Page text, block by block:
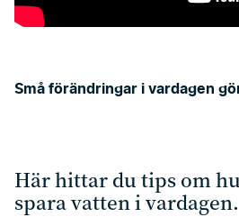
Små förändringar i vardagen
Här hittar du tips om
spara vatten i vardagen.